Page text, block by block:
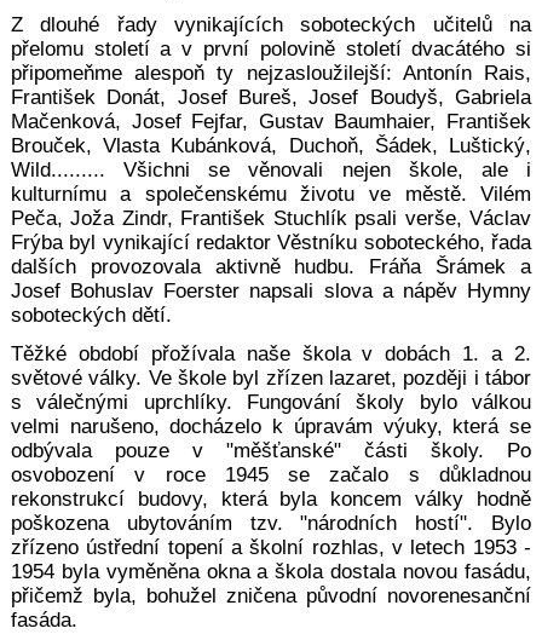
Z dlouhé řady vynikajících soboteckých učitelů na
přelomu století a v první polovině století dvacátého si
připomeňme alespoň ty nejzasloužilejší: Antonín Rais,
František Donát, Josef Bureš, Josef Boudyš, Gabriela
Mačenková, Josef Fejfar, Gustav Baumhaier, František
Brouček, Vlasta Kubánková, Duchoň, Šádek, Luštický,
Wild......... Všichni se věnovali nejen škole, ale i
kulturnímu a společenskému životu ve městě. Vilém
Peča, Joža Zindr, František Stuchlík psali verše, Václav
Frýba byl vynikající redaktor Věstníku soboteckého, řada
dalších provozovala aktivně hudbu. Fráňa Šrámek a
Josef Bohuslav Foerster napsali slova a nápěv Hymny
soboteckých dětí.
Těžké období přožívala naše škola v dobách 1. a 2.
světové války. Ve škole byl zřízen lazaret, později i tábor
s válečnými uprchlíky. Fungování školy bylo válkou
velmi narušeno, docházelo k úpravám výuky, která se
odbývala pouze v "měšťanské" části školy. Po
osvobození v roce 1945 se začalo s důkladnou
rekonstrukcí budovy, která byla koncem války hodně
poškozena ubytováním tzv. "národních hostí". Bylo
zřízeno ústřední topení a školní rozhlas, v letech 1953 -
1954 byla vyměněna okna a škola dostala novou fasádu,
přičemž byla, bohužel zničena původní novorenesanční
fasáda.